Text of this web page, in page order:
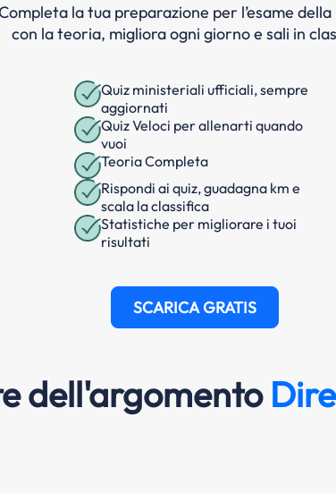
la tua preparazione per l’esame
con la teoria, migliora ogni giorno e sali in
Quiz ministeriali ufficiali, sempre
aggiornati
Quiz Veloci per allenarti quando
vuoi
Teoria Completa
Rispondi ai quiz, guadagna km e
scala la classifica
Statistiche per migliorare i tuoi
risultati
SCARICA GRATIS
dell'argomento